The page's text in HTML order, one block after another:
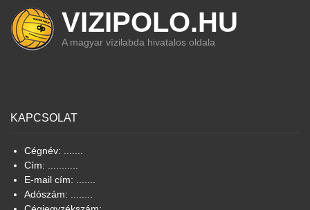
VIZIPOLO.HU
A magyar vízilabda hivatalos oldala
KAPCSOLAT
Cégnév: .......
Cím: ...........
E-mail cím: .......
Adószám: ........